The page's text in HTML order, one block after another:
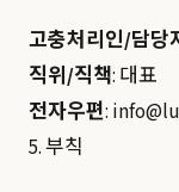
고충처리인/담당
직위/직책: 대표
전자우편:
5. 부칙